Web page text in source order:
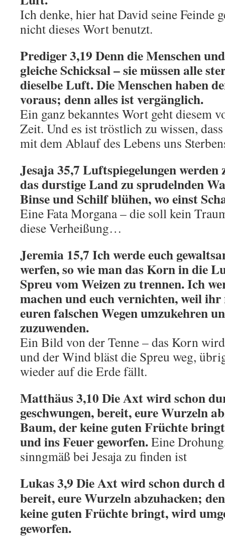
Ich denke, hier hat David seine Feinde
nicht dieses Wort benutzt.
Prediger 3,19 Denn die Menschen
gleiche Schicksal – sie müssen alle
dieselbe Luft. Die Menschen haben
voraus; denn alles ist vergänglich.
Ein ganz bekanntes Wort geht diesem
Zeit. Und es ist tröstlich zu wissen,
mit dem Ablauf des Lebens uns
Jesaja 35,7 Luftspiegelungen werden
das durstige Land zu sprudelnden
Binse und Schilf blühen, wo einst
Eine Fata Morgana – die soll kein
diese Verheißung…
Jeremia 15,7 Ich werde euch
werfen, so wie man das Korn in die
Spreu vom Weizen zu trennen. Ich
machen und euch vernichten, weil
euren falschen Wegen umzukehren
zuzuwenden.
Ein Bild von der Tenne – das Korn
und der Wind bläst die Spreu weg,
wieder auf die Erde fällt.
Matthäus 3,10 Die Axt wird schon
geschwungen, bereit, eure Wurzeln
Baum, der keine guten Früchte
und ins Feuer geworfen.Eine
sinngmäß bei Jesaja zu finden ist
Lukas 3,9 Die Axt wird schon durch
bereit, eure Wurzeln abzuhacken;
keine guten Früchte bringt, wird
geworfen.